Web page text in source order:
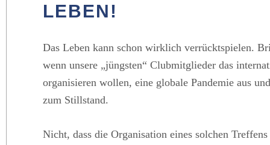
LEBEN!
Das Leben kann schon wirklich verrücktspielen.
wenn unsere „jüngsten“ Clubmitglieder das
organisieren wollen, eine globale Pandemie aus
zum Stillstand.
Nicht, dass die Organisation eines solchen